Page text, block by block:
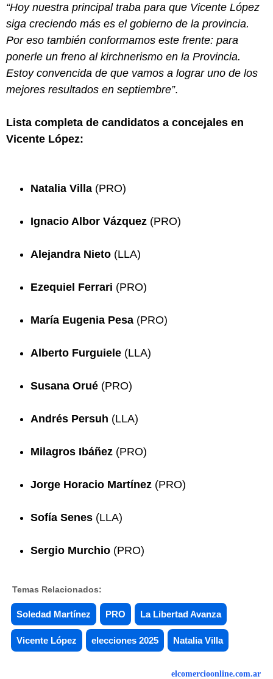
“Hoy nuestra principal traba para que Vicente López
siga creciendo más es el gobierno de la provincia.
Por eso también conformamos este frente: para
ponerle un freno al kirchnerismo en la Provincia.
Estoy convencida de que vamos a lograr uno de los
mejores resultados en septiembre”.
Lista completa de candidatos a concejales en
Vicente López:
Natalia Villa (PRO)
Ignacio Albor Vázquez (PRO)
Alejandra Nieto (LLA)
Ezequiel Ferrari (PRO)
María Eugenia Pesa (PRO)
Alberto Furguiele (LLA)
Susana Orué (PRO)
Andrés Persuh (LLA)
Milagros Ibáñez (PRO)
Jorge Horacio Martínez (PRO)
Sofía Senes (LLA)
Sergio Murchio (PRO)
Temas Relacionados:
Soledad Martínez PRO La Libertad Avanza
Vicente López elecciones 2025 Natalia Villa
elcomercioonline.com.ar